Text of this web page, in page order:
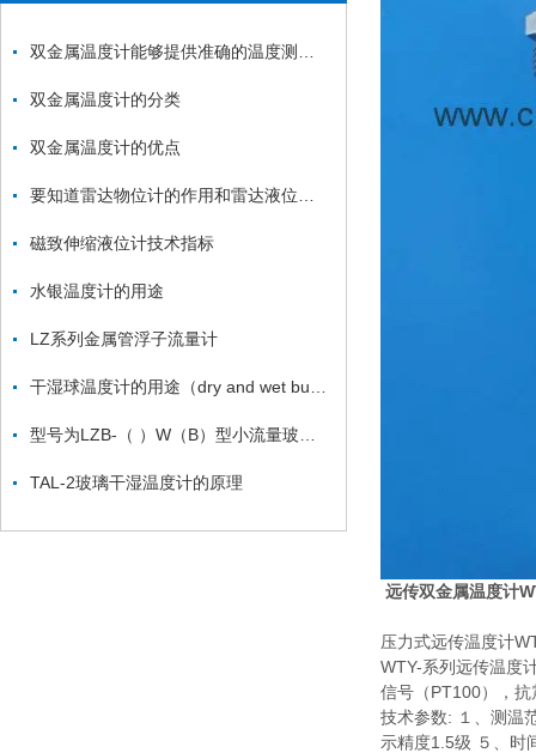
双金属温度计的分类
双金属温度计的优点
磁致伸缩液位计技术指标
水银温度计的用途
LZ系列金属管浮子流量计
TAL-2玻璃干湿温度计的原理
远传双金属温度计
压力式远传温度计
WTY-系列远传温度
信号（PT100），
技术参数: １、
示精度1.5级 ５